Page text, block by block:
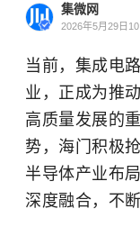
集微网
2026年5月29日
当前，集成电
业，正成为推
高质量发展的
势，海门积极
半导体产业布
深度融合，不